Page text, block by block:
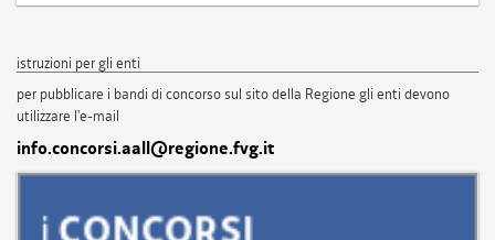
istruzioni per gli enti
per pubblicare i bandi di concorso sul sito della Regione gli enti devono
utilizzare l'e-mail
info.concorsi.aall@regione.fvg.it